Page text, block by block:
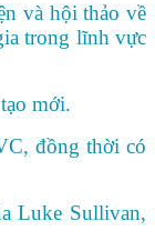
và hội thảo về
trong lĩnh vực
mới.
đồng thời có
Luke Sullivan,